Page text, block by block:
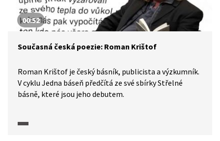
00:52
Současná česká poezie: Roman Krištof
Roman Krištof je český básník, publicista a výzkumník.
V cyklu Jedna báseň předčítá ze své sbírky Střelné
básně, které jsou jeho debutem.